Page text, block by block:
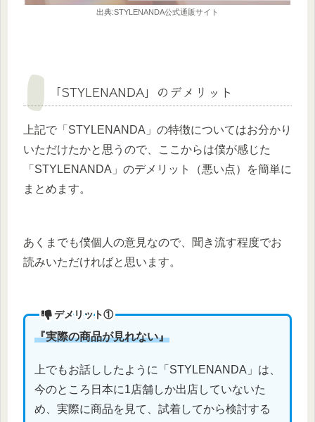
出典:STYLENANDA公式通販サイト
「STYLENANDA」のデメリット
上記で「STYLENANDA」の特徴についてはお分かり
いただけたかと思うので、ここからは僕が感じた
「STYLENANDA」のデメリット（悪い点）を簡単に
まとめます。
あくまでも僕個人の意見なので、聞き流す程度でお
読みいただければと思います。
デメリット①
『実際の商品が見れない』
上でもお話ししたように「STYLENANDA」は、
今のところ日本に1店舗しか出店していないた
め、実際に商品を見て、試着してから検討する